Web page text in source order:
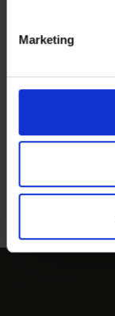
Marketing